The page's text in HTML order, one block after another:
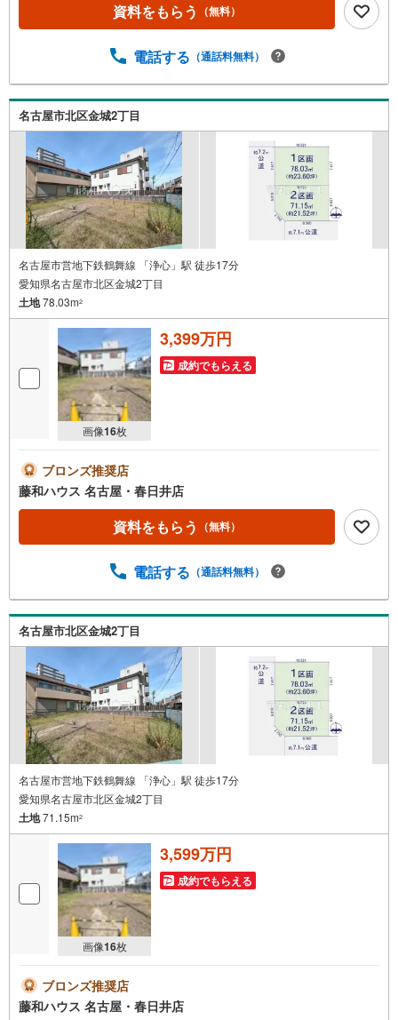
仕事終わりでもご案内致します。ご相談下さい。□■□■店舗
日頃ゆっくり検討できない方、ぜひご利用下さい。□■□■ロ
きたい方、お気軽にお問合せ下さい。経験豊富なスタッフ
がお応え致します。スタッフ一同、お客様の住まい探しを
全力でサポートさせて頂きます。お気軽にお問合せ下さ
資料をもらう （無料）
電話する （通話料無料）
名古屋市北区金城2丁目
名古屋市営地下鉄鶴舞線 「浄心」駅 徒歩17分
愛知県名古屋市北区金城2丁目
土地78.03m2
画像16枚
3,399万円
成約でもらえる
ブロンズ推奨店
藤和ハウス 名古屋・春日井店
資料をもらう （無料）
電話する （通話料無料）
名古屋市北区金城2丁目
名古屋市営地下鉄鶴舞線 「浄心」駅 徒歩17分
愛知県名古屋市北区金城2丁目
土地71.15m2
画像16枚
3,599万円
成約でもらえる
ブロンズ推奨店
藤和ハウス 名古屋・春日井店